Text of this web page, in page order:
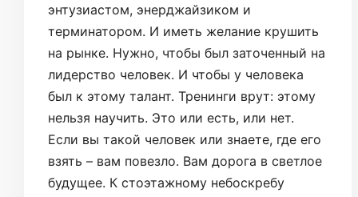
энтузиастом, энерджайзиком и
терминатором. И иметь желание крушить
на рынке. Нужно, чтобы был заточенный на
лидерство человек. И чтобы у человека
был к этому талант. Тренинги врут: этому
нельзя научить. Это или есть, или нет.
Если вы такой человек или знаете, где его
взять – вам повезло. Вам дорога в светлое
будущее. К стоэтажному небоскребу